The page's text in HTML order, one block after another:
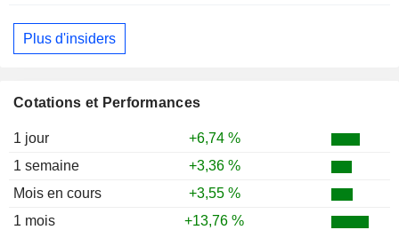
Cotations et Performances
1 jour
+6,74 %
1 semaine
+3,36 %
Mois en cours
+3,55 %
1 mois
+13,76 %
Plus d'insiders